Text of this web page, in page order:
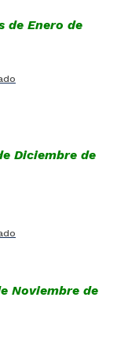
de Enero de
Diciembre de
Noviembre de